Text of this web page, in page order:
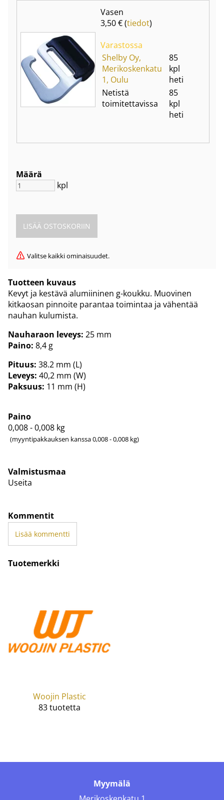
Vasen
3,50 € (tiedot)
Varastossa
Shelby Oy,
Merikoskenkatu
1, Oulu
85
kpl
heti
Netistä
toimitettavissa
85
kpl
heti
Määrä
kpl
Valitse kaikki ominaisuudet.
Tuotteen kuvaus
Kevyt ja kestävä alumiininen g-koukku. Muovinen
kitkaosan pinnoite parantaa toimintaa ja vähentää
nauhan kulumista.
Nauharaon leveys: 25 mm
Paino: 8,4 g
Pituus: 38.2 mm (L)
Leveys: 40,2 mm (W)
Paksuus: 11 mm (H)
Paino
0,008 - 0,008 kg
(myyntipakkauksen kanssa 0,008 - 0,008 kg)
Valmistusmaa
Useita
Kommentit
Lisää kommentti
Tuotemerkki
Woojin Plastic
83 tuotetta
Myymälä